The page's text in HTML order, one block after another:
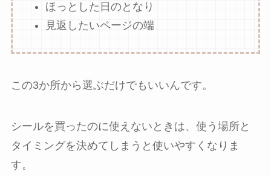
ほっとした日のとなり
見返したいページの端
この3か所から選ぶだけでもいいんです。
シールを買ったのに使えないときは、使う場所と
タイミングを決めてしまうと使いやすくなりま
す。